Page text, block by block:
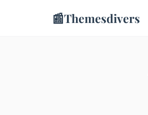
📰Themesdivers